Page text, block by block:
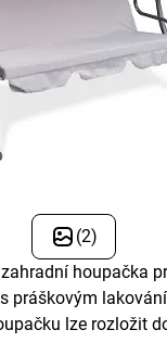
(2)
houpačka
práškovým
lze rozložit